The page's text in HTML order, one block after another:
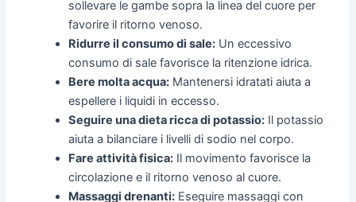
sollevare le gambe sopra la linea del cuore per
favorire il ritorno venoso.
Ridurre il consumo di sale: Un eccessivo
consumo di sale favorisce la ritenzione idrica.
Bere molta acqua: Mantenersi idratati aiuta a
espellere i liquidi in eccesso.
Seguire una dieta ricca di potassio: Il potassio
aiuta a bilanciare i livelli di sodio nel corpo.
Fare attività fisica: Il movimento favorisce la
circolazione e il ritorno venoso al cuore.
Massaggi drenanti: Eseguire massaggi con